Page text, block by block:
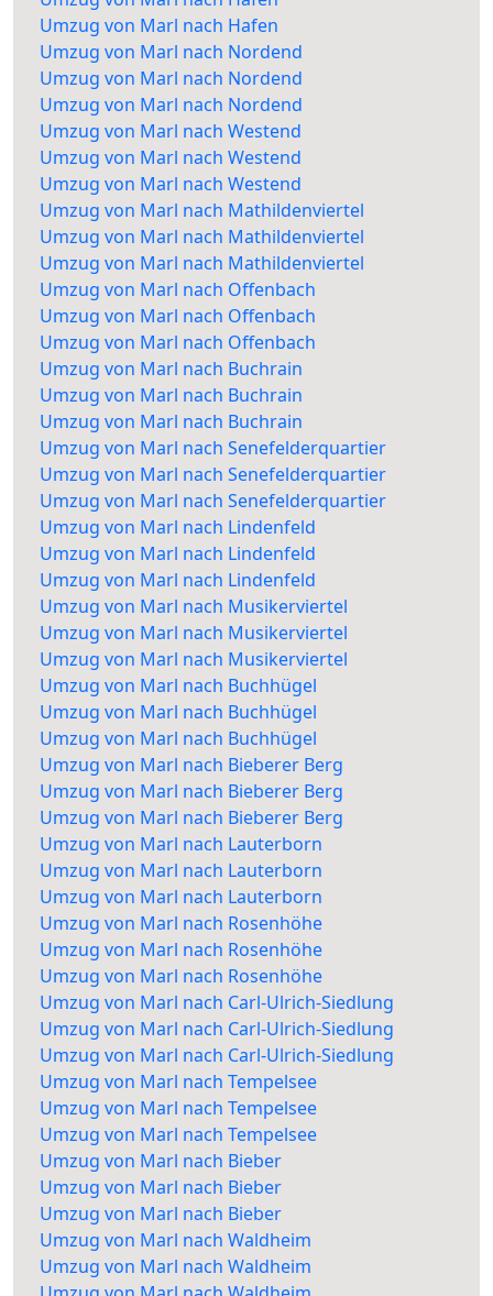
Umzug von Marl nach Hafen
Umzug von Marl nach Nordend
Umzug von Marl nach Nordend
Umzug von Marl nach Nordend
Umzug von Marl nach Westend
Umzug von Marl nach Westend
Umzug von Marl nach Westend
Umzug von Marl nach Mathildenviertel
Umzug von Marl nach Mathildenviertel
Umzug von Marl nach Mathildenviertel
Umzug von Marl nach Offenbach
Umzug von Marl nach Offenbach
Umzug von Marl nach Offenbach
Umzug von Marl nach Buchrain
Umzug von Marl nach Buchrain
Umzug von Marl nach Buchrain
Umzug von Marl nach Senefelderquartier
Umzug von Marl nach Senefelderquartier
Umzug von Marl nach Senefelderquartier
Umzug von Marl nach Lindenfeld
Umzug von Marl nach Lindenfeld
Umzug von Marl nach Lindenfeld
Umzug von Marl nach Musikerviertel
Umzug von Marl nach Musikerviertel
Umzug von Marl nach Musikerviertel
Umzug von Marl nach Buchhügel
Umzug von Marl nach Buchhügel
Umzug von Marl nach Buchhügel
Umzug von Marl nach Bieberer Berg
Umzug von Marl nach Bieberer Berg
Umzug von Marl nach Bieberer Berg
Umzug von Marl nach Lauterborn
Umzug von Marl nach Lauterborn
Umzug von Marl nach Lauterborn
Umzug von Marl nach Rosenhöhe
Umzug von Marl nach Rosenhöhe
Umzug von Marl nach Rosenhöhe
Umzug von Marl nach Carl-Ulrich-Siedlung
Umzug von Marl nach Carl-Ulrich-Siedlung
Umzug von Marl nach Carl-Ulrich-Siedlung
Umzug von Marl nach Tempelsee
Umzug von Marl nach Tempelsee
Umzug von Marl nach Tempelsee
Umzug von Marl nach Bieber
Umzug von Marl nach Bieber
Umzug von Marl nach Bieber
Umzug von Marl nach Waldheim
Umzug von Marl nach Waldheim